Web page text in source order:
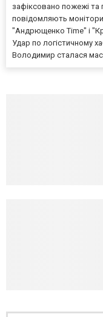
зафіксовано пожежі та
повідомляють
"Андрющенко Time" і
Удар по логістичному
Володимир сталася